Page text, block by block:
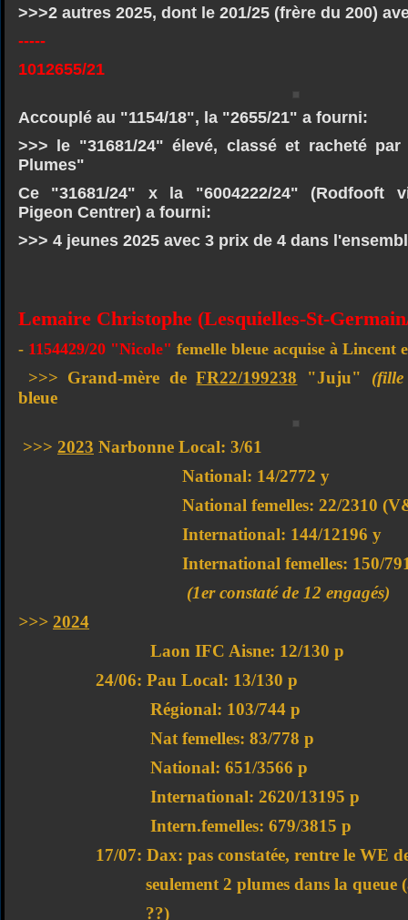
>>>2 autres 2025, dont le 201/25 (frère du 200)
-----
1012655/21
Accouplé au "1154/18", la "2655/21" a fourni:
>>> le "31681/24" élevé, classé et racheté
Plumes"
Ce "31681/24" x la "6004222/24" (Rodfooft
Pigeon Centrer) a fourni:
>>> 4 jeunes 2025 avec 3 prix de 4 dans
Lemaire Christophe (Lesquielles-St-
- 1154429/20 "Nicole" femelle bleue acquise à Lincent
>>> Grand-mère deFR22/199238 "Juju"
bleue
>>> 2023 Narbonne Local: 3/61
National: 14/2772 y
National femelles: 22/2310
International: 144/12196 y
International femelles: 150/7919
(1er constaté de 12 engagés)
>>> 2024
Laon IFC Aisne: 12/130 p
24/06: Pau Local: 13/130 p
Régional: 103/744 p
Nat femelles: 83/778 p
National: 651/3566 p
International: 2620/13195 p
Intern.femelles: 679/3815 p
17/07: Dax: pas constatée, rentre le WE des
seulement 2 plumes dans la queue
??)